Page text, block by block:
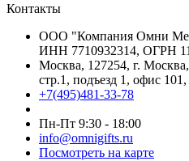
Контакты
ООО "Компания Омни
ИНН 7710932314, ОГРН
Москва, 127254, г.
стр.1, подъезд 1, офис
+7(495)481-33-78
Пн-Пт 9:30 - 18:00
info@omnigifts.ru
Посмотреть на карте